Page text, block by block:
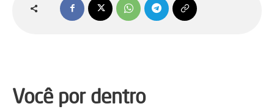
Você por dentro